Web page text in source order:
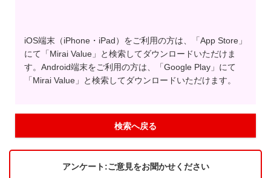
iOS端末（iPhone・iPad）をご利用の方は、「App Store」
にて「Mirai Value」と検索してダウンロードいただけま
す。Android端末をご利用の方は、「Google Play」にて
「Mirai Value」と検索してダウンロードいただけます。
検索へ戻る
アンケート:ご意見をお聞かせください